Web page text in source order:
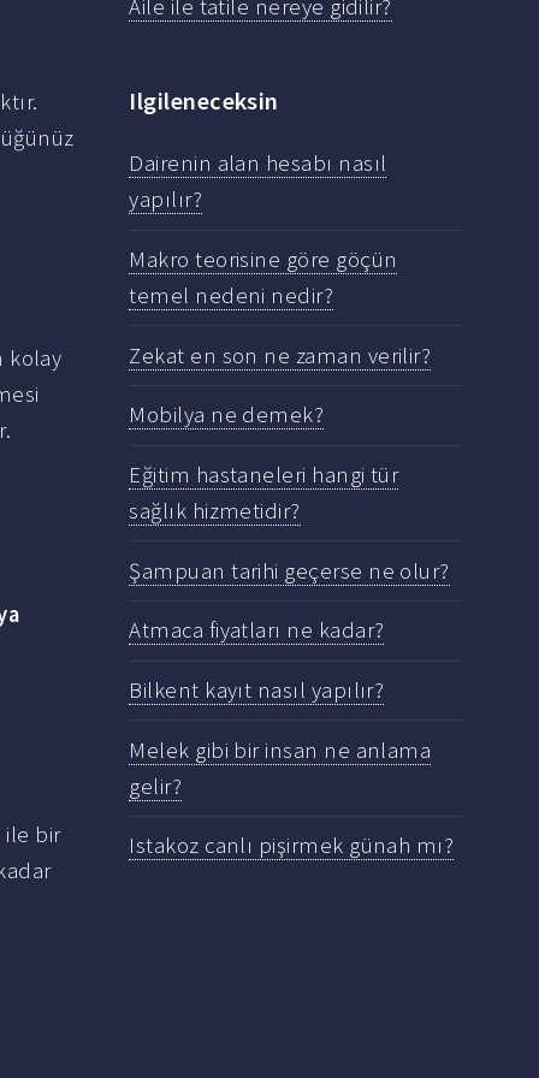
kolay
ile bir
Aile ile tatile nereye gidilir?
Ilgileneceksin
Dairenin alan hesabı nasıl
yapılır?
Makro teorisine göre göçün
temel nedeni nedir?
Zekat en son ne zaman verilir?
Mobilya ne demek?
Eğitim hastaneleri hangi tür
sağlık hizmetidir?
Şampuan tarihi geçerse ne olur?
Atmaca fiyatları ne kadar?
Bilkent kayıt nasıl yapılır?
Melek gibi bir insan ne anlama
gelir?
Istakoz canlı pişirmek günah mı?